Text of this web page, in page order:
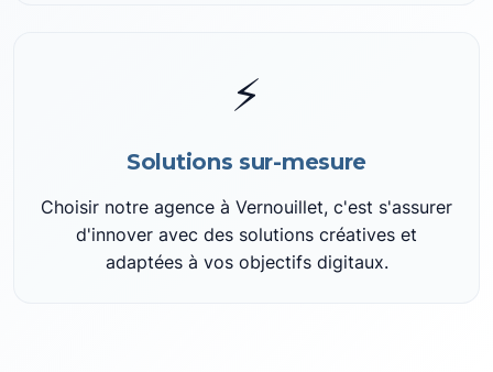
⚡
Solutions sur-mesure
Choisir notre agence à Vernouillet, c'est s'assurer
d'innover avec des solutions créatives et
adaptées à vos objectifs digitaux.